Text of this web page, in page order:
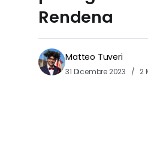
Rendena
Matteo Tuveri
31 Dicembre 2023 2